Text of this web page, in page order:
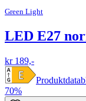
Green Light
LED E27
kr 189,-
70%